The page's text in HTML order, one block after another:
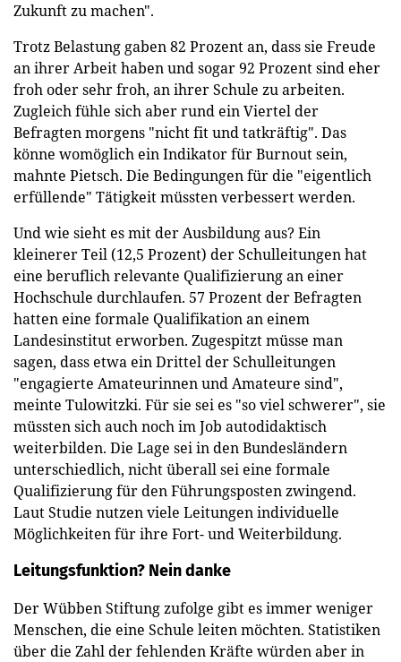
Zukunft zu machen".
Trotz Belastung gaben 82 Prozent an, dass sie Freude
an ihrer Arbeit haben und sogar 92 Prozent sind eher
froh oder sehr froh, an ihrer Schule zu arbeiten.
Zugleich fühle sich aber rund ein Viertel der
Befragten morgens "nicht fit und tatkräftig". Das
könne womöglich ein Indikator für Burnout sein,
mahnte Pietsch. Die Bedingungen für die "eigentlich
erfüllende" Tätigkeit müssten verbessert werden.
Und wie sieht es mit der Ausbildung aus? Ein
kleinerer Teil (12,5 Prozent) der Schulleitungen hat
eine beruflich relevante Qualifizierung an einer
Hochschule durchlaufen. 57 Prozent der Befragten
hatten eine formale Qualifikation an einem
Landesinstitut erworben. Zugespitzt müsse man
sagen, dass etwa ein Drittel der Schulleitungen
"engagierte Amateurinnen und Amateure sind",
meinte Tulowitzki. Für sie sei es "so viel schwerer", sie
müssten sich auch noch im Job autodidaktisch
weiterbilden. Die Lage sei in den Bundesländern
unterschiedlich, nicht überall sei eine formale
Qualifizierung für den Führungsposten zwingend.
Laut Studie nutzen viele Leitungen individuelle
Möglichkeiten für ihre Fort- und Weiterbildung.
Leitungsfunktion? Nein danke
Der Wübben Stiftung zufolge gibt es immer weniger
Menschen, die eine Schule leiten möchten. Statistiken
über die Zahl der fehlenden Kräfte würden aber in